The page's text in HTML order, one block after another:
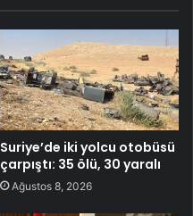
Suriye’de iki yolcu otobüsü
çarpıştı: 35 ölü, 30 yaralı
Ağustos 8, 2026